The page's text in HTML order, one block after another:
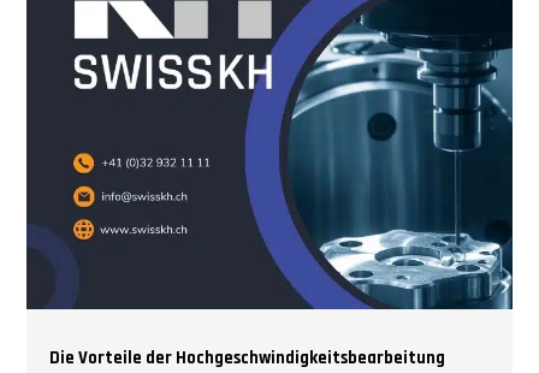
Die Vorteile der Hochgeschwindigkeitsbearbeitung